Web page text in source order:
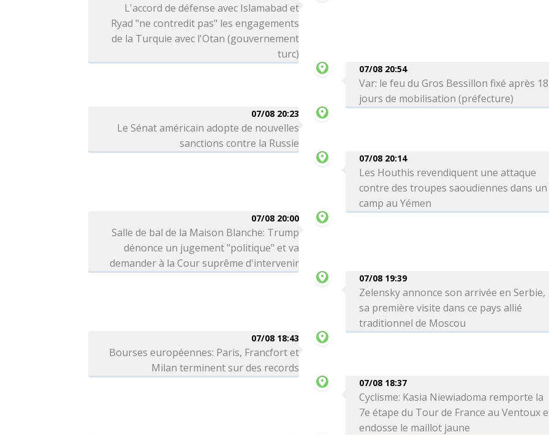
L'accord de défense avec Islamabad et
Ryad "ne contredit pas" les engagements
de la Turquie avec l'Otan (gouvernement
turc)
07/08 20:54
Var: le feu du Gros Bessillon fixé après 18
jours de mobilisation (préfecture)
07/08 20:23
Le Sénat américain adopte de nouvelles
sanctions contre la Russie
07/08 20:14
Les Houthis revendiquent une attaque
contre des troupes saoudiennes dans un
camp au Yémen
07/08 20:00
Salle de bal de la Maison Blanche: Trump
dénonce un jugement "politique" et va
demander à la Cour suprême d'intervenir
07/08 19:39
Zelensky annonce son arrivée en Serbie,
sa première visite dans ce pays allié
traditionnel de Moscou
07/08 18:43
Bourses européennes: Paris, Francfort et
Milan terminent sur des records
07/08 18:37
Cyclisme: Kasia Niewiadoma remporte la
7e étape du Tour de France au Ventoux
endosse le maillot jaune